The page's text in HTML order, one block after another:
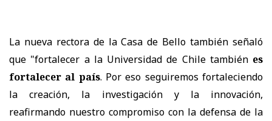
La nueva rectora de la Casa de Bello también señaló
que "fortalecer a la Universidad de Chile también es
fortalecer al país. Por eso seguiremos fortaleciendo
la creación, la investigación y la innovación,
reafirmando nuestro compromiso con la defensa de la